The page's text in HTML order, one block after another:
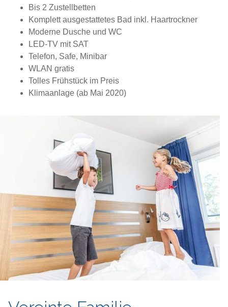
Bis 2 Zustellbetten
Komplett ausgestattetes Bad inkl. Haartrockner
Moderne Dusche und WC
LED-TV mit SAT
Telefon, Safe, Minibar
WLAN gratis
Tolles Frühstück im Preis
Klimaanlage (ab Mai 2020)